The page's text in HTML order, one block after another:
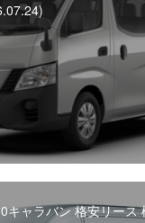
キャラバン 格安リース